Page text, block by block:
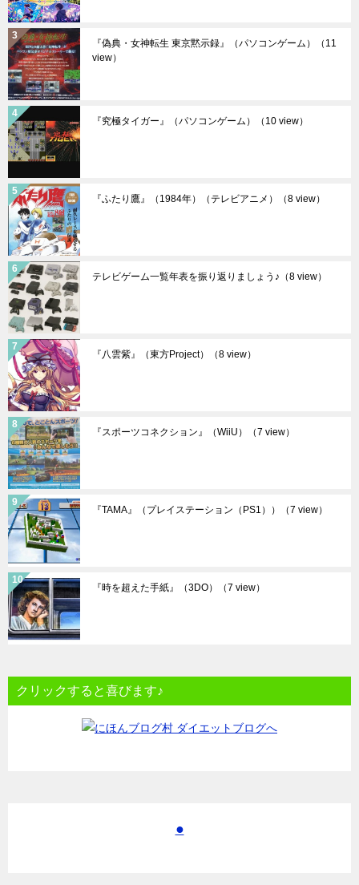
『偽典・女神転生 東京黙示録』（パソコンゲーム）
（11
view）
『究極タイガー』（パソコンゲーム） （10 view）
『ふたり鷹』（1984年）（テレビアニメ） （8 view）
テレビゲーム一覧年表を振り返りましょう♪ （8 view）
『八雲紫』（東方Project） （8 view）
『スポーツコネクション』（WiiU） （7 view）
『TAMA』（プレイステーション（PS1）） （7 view）
『時を超えた手紙』（3DO） （7 view）
クリックすると喜びます♪
●